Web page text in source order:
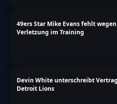
49ers Star Mike Evans fehlt wegen
Verletzung im Training
Devin White unterschreibt
Detroit Lions